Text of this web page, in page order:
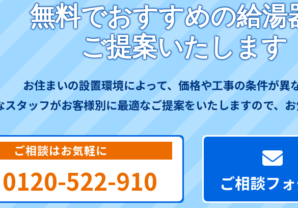
無料でおすすめの給湯
ご提案いたします
お住まいの設置環境によって、価格や工事の条件が異
スタッフがお客様別に最適なご提案をいたしますので、
ご相談はお気軽に
0120-522-910 ご相談フ